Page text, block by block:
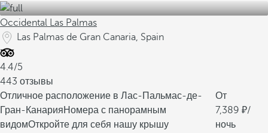
Occidental Las Palmas
Las Palmas de Gran Canaria, Spain
4.4/5
443 отзывы
Отличное расположение в Лас-Пальмас-де-
Гран-КанарияНомера с панорамным
видомОткройте для себя нашу крышу
От
7,389
/
ночь